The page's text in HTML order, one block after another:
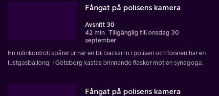
Fångat på polisens kamera
Avsnitt 30
42 min Tillgänglig till onsdag 30
september
En rutinkontroll spårar ur när en bil backar in i polisen och föraren har en
lustgasballong. I Göteborg kastas brinnande flaskor mot en synagoga.
Fångat på polisens kamera